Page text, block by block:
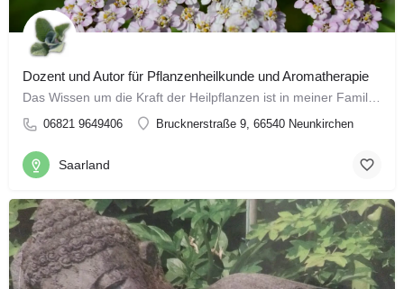
Dozent und Autor für Pflanzenheilkunde und Aromatherapie
06821 9649406 Brucknerstraße 9, 66540 Neunkirchen
Saarland